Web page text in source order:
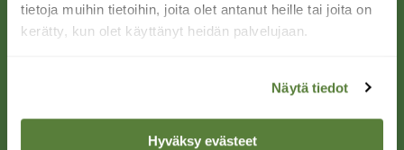
tietoja muihin tietoihin, joita olet antanut heille tai joita on
kerätty, kun olet käyttänyt heidän palvelujaan.
Näytä tiedot
Hyväksy evästeet
Neottia ovata
Kukinta-aika:Kesä–heinäkuu.